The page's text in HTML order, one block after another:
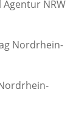
NRW
Nordrhein-